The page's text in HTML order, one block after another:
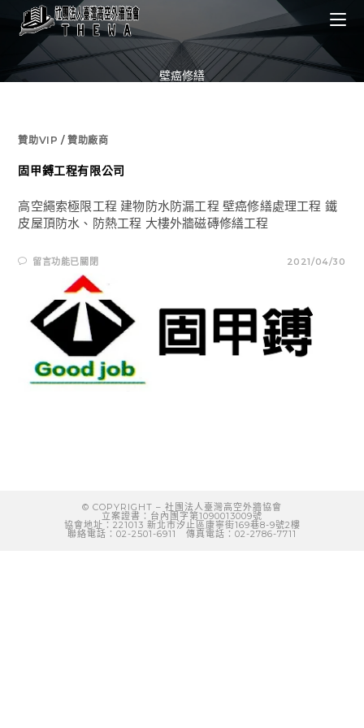
content
壁癌修繕
贊助VIP /贊助廠商
固甲鎛工程有限公司
高空繩索極限工程 建物防水防漏工程 壁癌修繕處理工程 鐵
皮屋頂防水、防熱工程 大樓外牆磁磚修繕工程
在
程
有
限
中
留言功能已關閉 2021/04/30
© COPYRIGHT – 社團法人臺灣高空外牆協會
立案證書：台內團字第1090013009號
協會地址：221013 新北市汐止區康寧街169巷8-9號2樓
聯絡電話：02-2501-6911 傳真電話：02-2786-7711